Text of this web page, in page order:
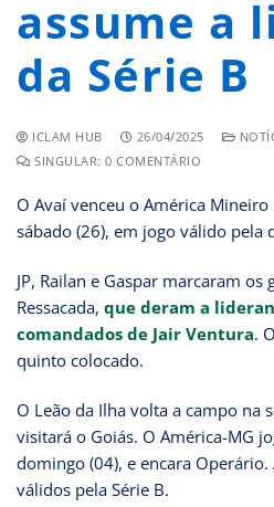
assume a
da Série B
ICLAM HUB 26/04/2025
SINGULAR: 0 COMENTÁRIO
O Avaí venceu o América
sábado (26), em jogo válido pela
JP, Railan e Gaspar marcaram os
Ressacada, que deram a
comandados de Jair Ventura.
quinto colocado.
O Leão da Ilha volta a campo na
visitará o Goiás. O América-MG
domingo (04), e encara
válidos pela Série B.